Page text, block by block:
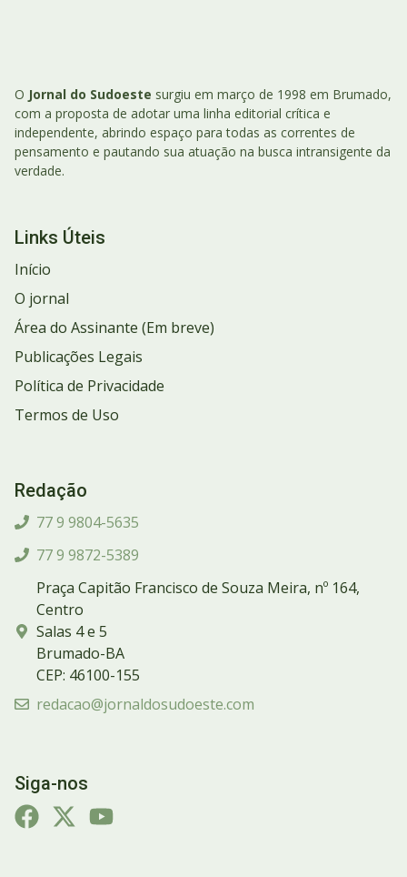
O Jornal do Sudoeste surgiu em março de 1998 em Brumado,
com a proposta de adotar uma linha editorial crítica e
independente, abrindo espaço para todas as correntes de
pensamento e pautando sua atuação na busca intransigente da
verdade.
Links Úteis
Início
O jornal
Área do Assinante (Em breve)
Publicações Legais
Política de Privacidade
Termos de Uso
Redação
77 9 9804-5635
77 9 9872-5389
Praça Capitão Francisco de Souza Meira, nº 164,
Centro
Salas 4 e 5
Brumado-BA
CEP: 46100-155
redacao@jornaldosudoeste.com
Siga-nos